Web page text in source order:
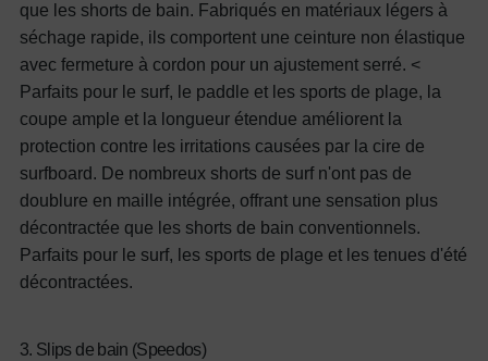
que les shorts de bain. Fabriqués en matériaux légers à
séchage rapide, ils comportent une ceinture non élastique
avec fermeture à cordon pour un ajustement serré. <
Parfaits pour le surf, le paddle et les sports de plage, la
coupe ample et la longueur étendue améliorent la
protection contre les irritations causées par la cire de
surfboard. De nombreux shorts de surf n'ont pas de
doublure en maille intégrée, offrant une sensation plus
décontractée que les shorts de bain conventionnels.
Parfaits pour le surf, les sports de plage et les tenues d'été
décontractées.
3. Slips de bain (Speedos)